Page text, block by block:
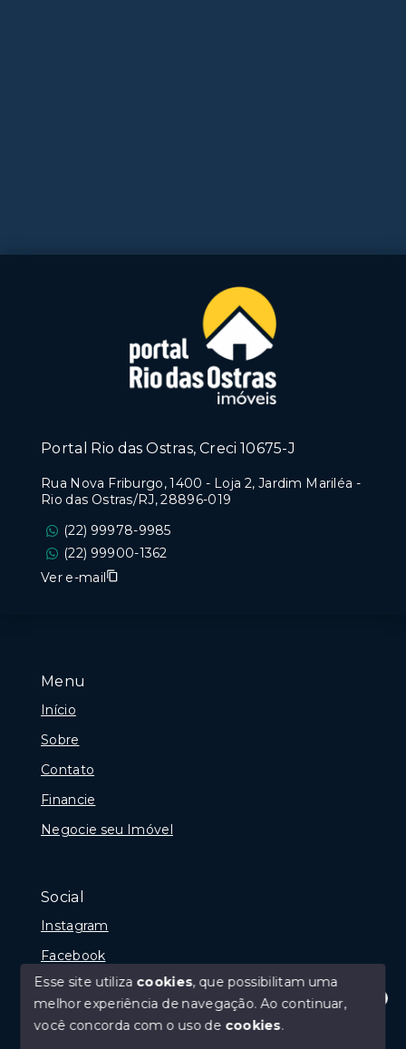
Olá! Estamos disponíveis para te ajudar.
Menu
Início
Sobre
Contato
Financie
Negocie seu Imóvel
Social
Instagram
Facebook
© Copyright 2026 - Portal Rio das Ostras, Creci 10675-
Portal Rio das Ostras, Creci 10675-J
Rua Nova Friburgo, 1400 - Loja 2, Jardim Mariléa -
Rio das Ostras/RJ, 28896-019
(22) 99978-9985
(22) 99900-1362
Ver e-mail
Esse site utiliza cookies, que possibilitam uma
melhor experiência de navegação.Ao continuar,
você concorda com o uso de cookies.